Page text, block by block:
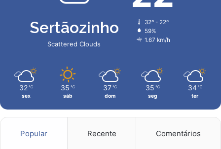
Sertãozinho
Scattered Clouds
32º - 22º
59%
1.67 km/h
32 ℃
sex
35 ℃
sáb
37 ℃
dom
35 ℃
seg
34 ℃
ter
Popular Recente Comentários